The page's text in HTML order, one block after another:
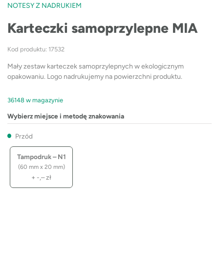
NOTESY Z NADRUKIEM
Karteczki samoprzylepne MIA
Kod produktu: 17532
Mały zestaw karteczek samoprzylepnych w ekologicznym
opakowaniu. Logo nadrukujemy na powierzchni produktu.
36148 w magazynie
Wybierz miejsce i metodę znakowania
Przód
Tampodruk – N1
(60 mm x 20 mm)
+ -,–zł